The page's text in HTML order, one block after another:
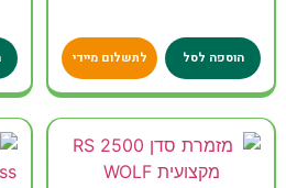
הוספה לסל לתשלום מיידי